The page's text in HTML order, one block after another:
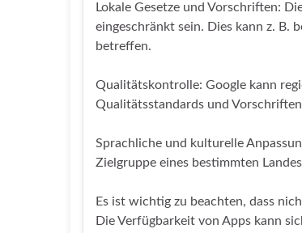
Lokale Gesetze und Vorschriften:
eingeschränkt sein. Dies kann z. B.
betreffen.
Qualitätskontrolle: Google kann
Qualitätsstandards und
Sprachliche und kulturelle
Zielgruppe eines bestimmten
Es ist wichtig zu beachten, dass
Die Verfügbarkeit von Apps kann